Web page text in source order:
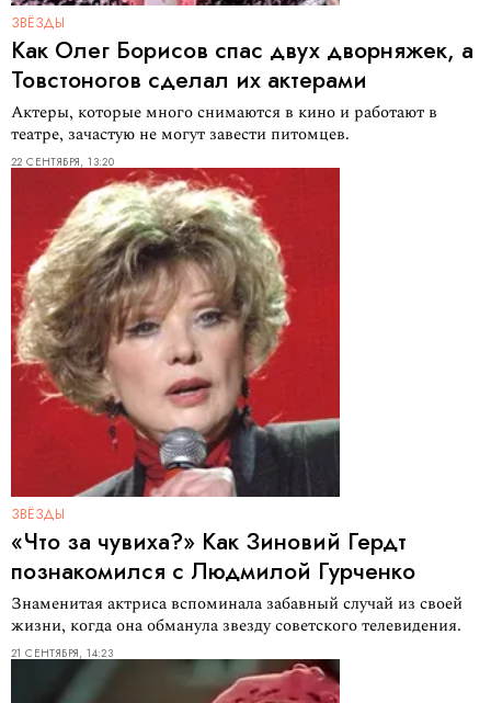
ЗВЁЗДЫ
Как Олег Борисов спас двух дворняжек, а
Товстоногов сделал их актерами
Актеры, которые много снимаются в кино и работают в
театре, зачастую не могут завести питомцев.
22 СЕНТЯБРЯ, 13:20
ЗВЁЗДЫ
«Что за чувиха?» Как Зиновий Гердт
познакомился с Людмилой Гурченко
Знаменитая актриса вспоминала забавный случай из своей
жизни, когда она обманула звезду советского телевидения.
21 СЕНТЯБРЯ, 14:23